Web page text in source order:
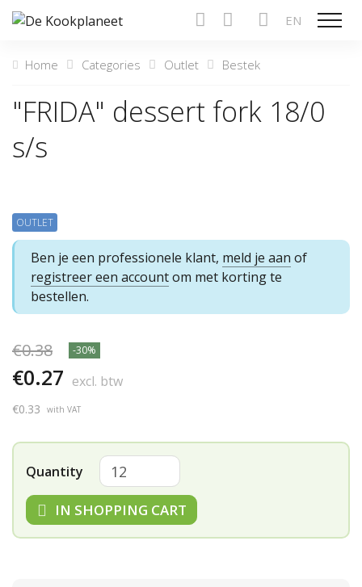
EN Show
Home Categories Outlet Bestek
"FRIDA" dessert fork 18/0
s/s
OUTLET
Ben je een professionele klant, meld je aan of
registreer een accountom met korting te
bestellen.
€0.38 -30%
€0.27 excl. btw
€0.33 with VAT
Quantity
IN SHOPPING CART